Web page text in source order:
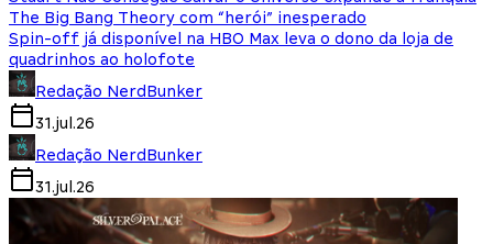
The Big Bang Theory com “herói” inesperado
Spin-off já disponível na HBO Max leva o dono da loja de
quadrinhos ao holofote
Redação NerdBunker
31.jul.26
Redação NerdBunker
31.jul.26